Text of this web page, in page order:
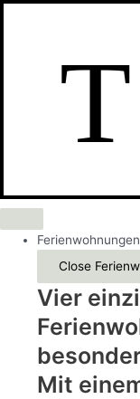
T
Ferienwohnungen
Close
Vier
Mit